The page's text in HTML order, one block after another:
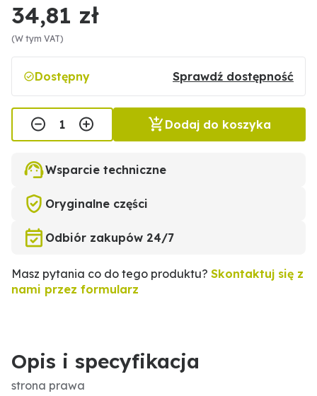
34,81 zł
(W tym VAT)
Dostępny Sprawdź dostępność
Dodaj do koszyka
Wsparcie techniczne
Oryginalne części
Odbiór zakupów 24/7
Masz pytania co do tego produktu? Skontaktuj się z
nami przez formularz
Opis i specyfikacja
strona prawa